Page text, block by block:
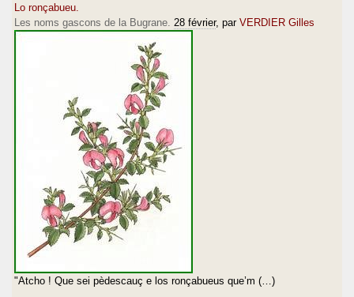
Lo ronçabueu.
Les noms gascons de la Bugrane. 28 février, par VERDIER Gilles
"Atcho ! Que sei pèdescauç e los ronçabueus que’m (…)